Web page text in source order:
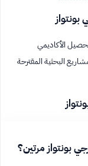
الأكاديمي
البحثية المقترحة
بونتواز مرتين؟